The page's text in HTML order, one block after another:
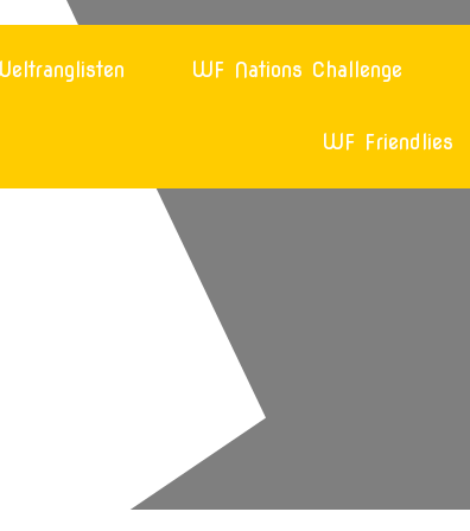
WF Nations Challenge
WF Friendlies